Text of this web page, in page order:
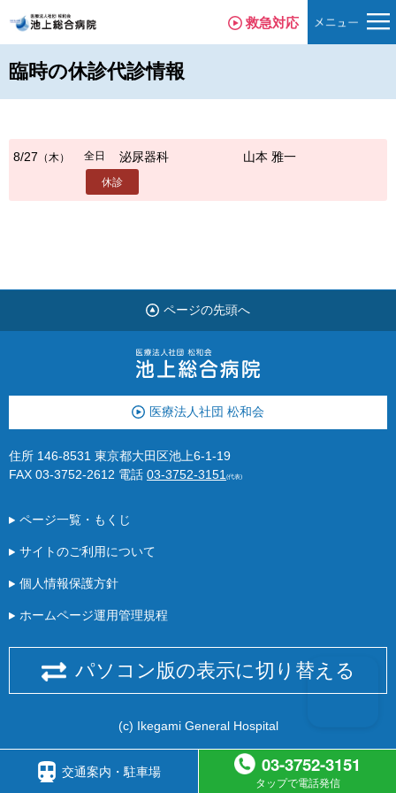
救急対応
臨時の休診代診情報
8/27 （木） 全日 泌尿器科 山本 雅一
休診
ページの先頭へ
医療法人社団 松和会
住所 146-8531 東京都大田区池上6-1-19
FAX 03-3752-2612 電話 03-3752-3151 (代表)
ページ一覧・もくじ
サイトのご利用について
個人情報保護方針
ホームページ運用管理規程
パソコン版の表示に切り替える
(c) Ikegami General Hospital
交通案内・駐車場 03-3752-3151
タップで電話発信